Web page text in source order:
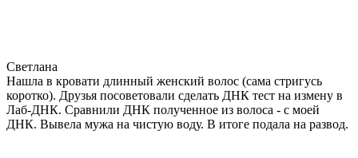
Светлана
Нашла в кровати длинный женский волос (сама стригусь
коротко). Друзья посоветовали сделать ДНК тест на измену в
Лаб-ДНК. Сравнили ДНК полученное из волоса - с моей
ДНК. Вывела мужа на чистую воду. В итоге подала на развод.